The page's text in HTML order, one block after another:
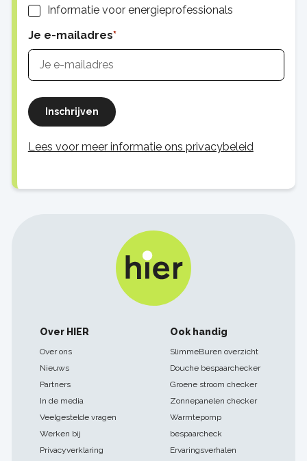
Informatie voor energieprofessionals
Je e-mailadres
Inschrijven
Lees voor meer informatie ons privacybeleid
Footer
navigatie
Over HIER
Over ons
Nieuws
Partners
In de media
Veelgestelde vragen
Werken bij
Privacyverklaring
Ook handig
SlimmeBuren overzicht
Douche bespaarchecker
Groene stroom checker
Zonnepanelen checker
Warmtepomp
bespaarcheck
Ervaringsverhalen